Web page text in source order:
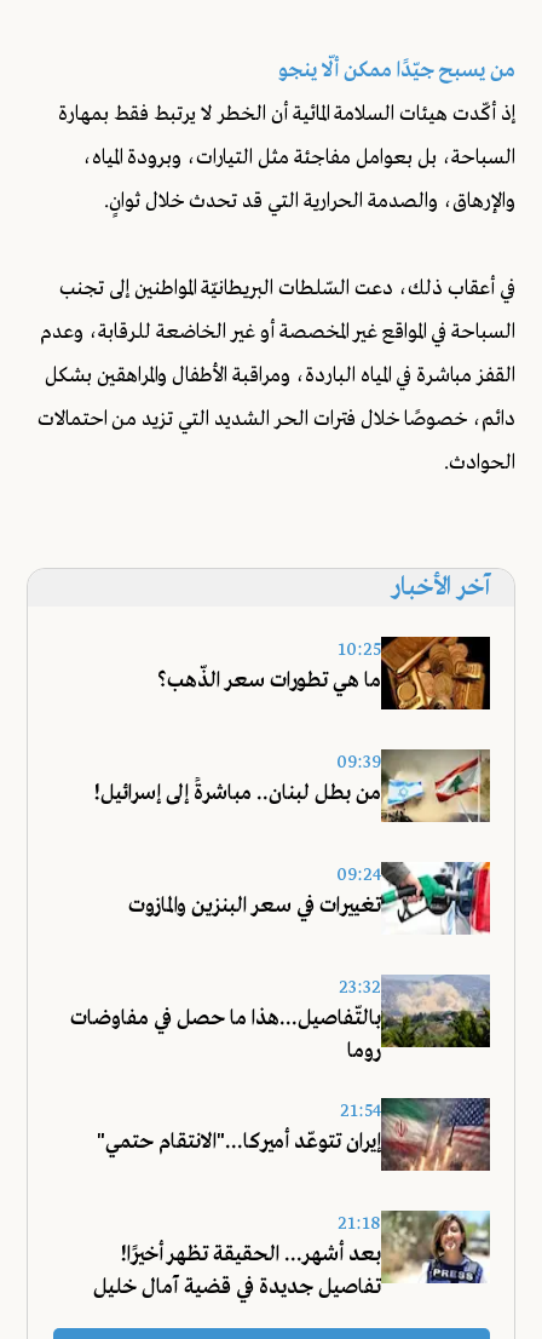
من يسبح جيّدًا ممكن ألّا ينجو
إذ أكّدت هيئات السلامة المائية أن الخطر لا يرتبط فقط بمهارة
السباحة، بل بعوامل مفاجئة مثل التيارات، وبرودة المياه،
والإرهاق، والصدمة الحرارية التي قد تحدث خلال ثوانٍ.
في أعقاب ذلك، دعت السّلطات البريطانيّة المواطنين إلى تجنب
السباحة في المواقع غير المخصصة أو غير الخاضعة للرقابة، وعدم
القفز مباشرة في المياه الباردة، ومراقبة الأطفال والمراهقين بشكل
دائم، خصوصًا خلال فترات الحر الشديد التي تزيد من احتمالات
الحوادث.
آخر الأخبار
10:25
ما هي تطورات سعر الذّهب؟
09:39
من بطل لبنان.. مباشرةً إلى إسرائيل!
09:24
تغييرات في سعر البنزين والمازوت
23:32
بالتّفاصيل...هذا ما حصل في مفاوضات
روما
21:54
إيران تتوعّد أميركا..."الانتقام حتمي"
21:18
بعد أشهر... الحقيقة تظهر أخيرًا!
تفاصيل جديدة في قضية آمال خليل